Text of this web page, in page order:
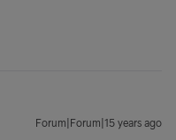
Forum|Forum|15 years ago